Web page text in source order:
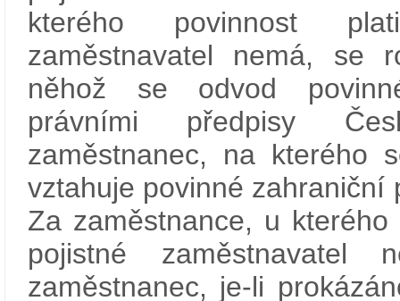
kterého povinnost
zaměstnavatel nemá, se
něhož se odvod
právními předpisy
zaměstnanec, na kterého
vztahuje povinné zahraniční
Za zaměstnance, u
pojistné zaměstnavatel
zaměstnanec, je-li